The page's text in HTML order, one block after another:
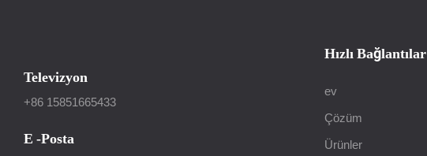
Televizyon
+86 15851665433
E -posta
Hızlı Bağlantılar
ev
Çözüm
Ürünler